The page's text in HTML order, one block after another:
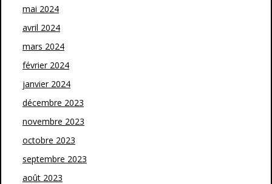
mai 2024
avril 2024
mars 2024
février 2024
janvier 2024
décembre 2023
novembre 2023
octobre 2023
septembre 2023
août 2023